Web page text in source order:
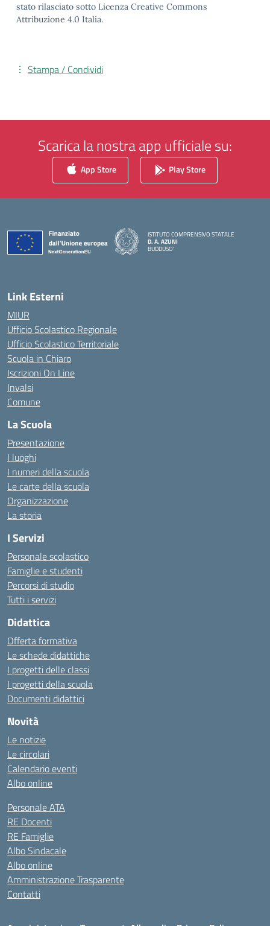
stato rilasciato sotto Licenza Creative Commons
Attribuzione 4.0 Italia.
Stampa / Condividi
Scarica la nostra app ufficiale su:
App Store Play Store
ISTITUTO COMPRENSIVO STATALE
D. A. AZUNI
BUDDUSO'
Link Esterni
MIUR
Ufficio Scolastico Regionale
Ufficio Scolastico Territoriale
Scuola in Chiaro
Iscrizioni On Line
Invalsi
Comune
La Scuola
Presentazione
I luoghi
I numeri della scuola
Le carte della scuola
Organizzazione
La storia
I Servizi
Personale scolastico
Famiglie e studenti
Percorsi di studio
Tutti i servizi
Didattica
Offerta formativa
Le schede didattiche
I progetti delle classi
I progetti della scuola
Documenti didattici
Novità
Le notizie
Le circolari
Calendario eventi
Albo online
Personale ATA
RE Docenti
RE Famiglie
Albo Sindacale
Albo online
Amministrazione Trasparente
Contatti